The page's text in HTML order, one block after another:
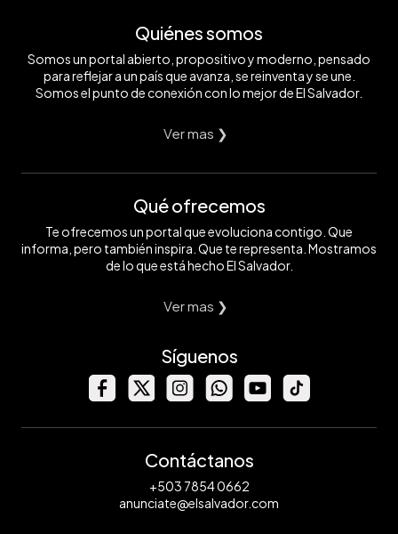
Quiénes somos
Somos un portal abierto, propositivo y moderno, pensado
para reflejar a un país que avanza, se reinventa y se une.
Somos el punto de conexión con lo mejor de El Salvador.
Ver mas ❯
Qué ofrecemos
Te ofrecemos un portal que evoluciona contigo. Que
informa, pero también inspira. Que te representa. Mostramos
de lo que está hecho El Salvador.
Ver mas ❯
Síguenos
Contáctanos
+503 7854 0662
anunciate@elsalvador.com